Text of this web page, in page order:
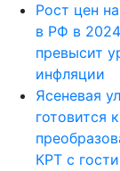
Рост цен
в РФ в
превысит
инфляции
Ясеневая
готовится к
КРТ с